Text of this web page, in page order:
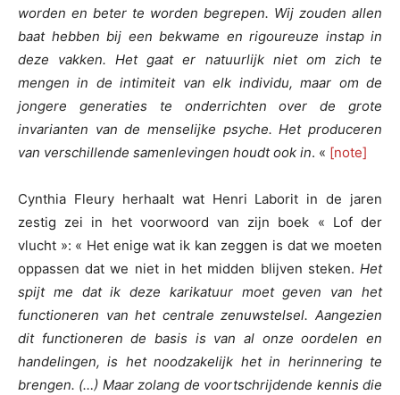
worden en beter te worden begrepen. Wij zouden allen
baat hebben bij een bekwame en rigoureuze instap in
deze vakken. Het gaat er natuurlijk niet om zich te
mengen in de intimiteit van elk individu, maar om de
jongere generaties te onderrichten over de grote
invarianten van de menselijke psyche. Het produceren
van verschillende samenlevingen houdt ook in. « [note]
Cynthia Fleury herhaalt wat Henri Laborit in de jaren
zestig zei in het voorwoord van zijn boek « Lof der
vlucht »: « Het enige wat ik kan zeggen is dat we moeten
oppassen dat we niet in het midden blijven steken. Het
spijt me dat ik deze karikatuur moet geven van het
functioneren van het centrale zenuwstelsel. Aangezien
dit functioneren de basis is van al onze oordelen en
handelingen, is het noodzakelijk het in herinnering te
brengen. (…) Maar zolang de voortschrijdende kennis die